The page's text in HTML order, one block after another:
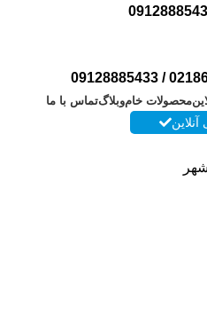
/
09128885433
محصولات خاموبلاگتماس با ما